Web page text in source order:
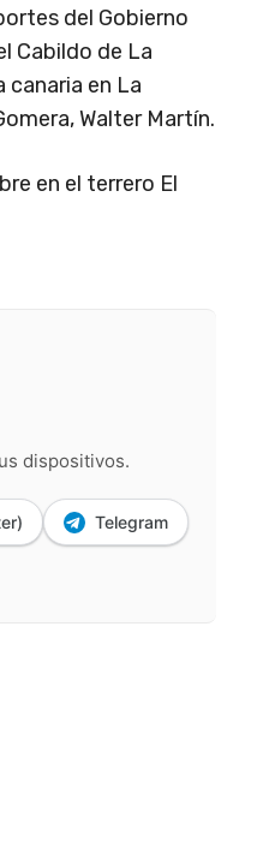
del Gobierno
Cabildo de La
canaria en La
Walter Martín.
en el terrero El
dispositivos.
Telegram